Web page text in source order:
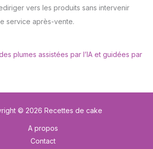
vers les produits sans intervenir
service après-vente.
plumes assistées par l’IA et guidées par
© 2026 Recettes de cake
A propos
Contact